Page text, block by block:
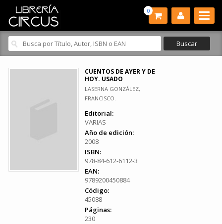
0
CUENTOS DE AYER Y DE
HOY. USADO
LASERNA GONZÁLEZ,
FRANCISCO.
Editorial:
VARIAS
Año de edición:
2008
ISBN:
978-84-612-6112-3
EAN:
9789200450884
Código:
45088
Páginas:
230